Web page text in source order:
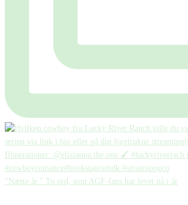
“Næste år.” To ord, som AGF-fans har levet på i år